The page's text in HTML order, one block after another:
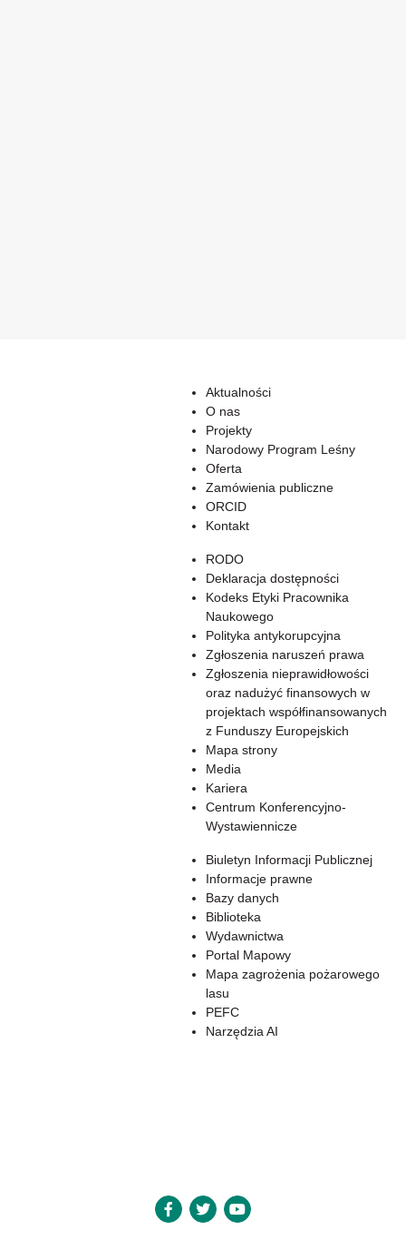
Aktualności
O nas
Projekty
Narodowy Program Leśny
Oferta
Zamówienia publiczne
ORCID
Kontakt
RODO
Deklaracja dostępności
Kodeks Etyki Pracownika
Naukowego
Polityka antykorupcyjna
Zgłoszenia naruszeń prawa
Zgłoszenia nieprawidłowości
oraz nadużyć finansowych w
projektach współfinansowanych
z Funduszy Europejskich
Mapa strony
Media
Kariera
Centrum Konferencyjno-
Wystawiennicze
Biuletyn Informacji Publicznej
Informacje prawne
Bazy danych
Biblioteka
Wydawnictwa
Portal Mapowy
Mapa zagrożenia pożarowego
lasu
PEFC
Narzędzia AI